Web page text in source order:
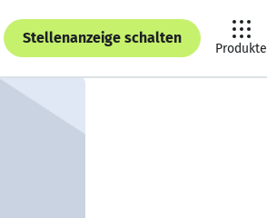
Stellenanzeige schalten
Produkte